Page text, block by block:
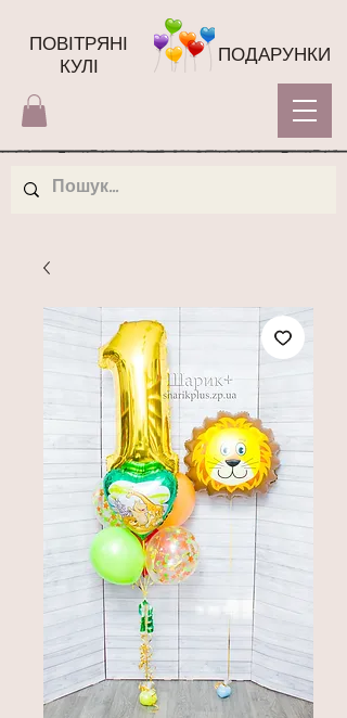
ПОВІТРЯНІ
КУЛІ
ПОДАРУНКИ